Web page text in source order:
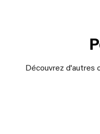
Découvrez d'autres